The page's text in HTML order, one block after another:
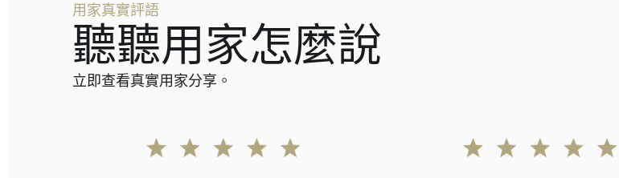
用家真實評語
聽聽用家怎麼說
立即查看真實用家分享。